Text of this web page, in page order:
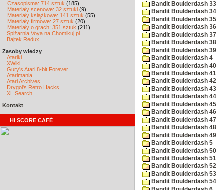
Czasopisma: 714 sztuk (185)
Materiały scenowe: 32 sztuki (9)
Materiały książkowe: 141 sztuk (55)
Materiały firmowe: 27 sztuk (20)
Materiały o grach: 351 sztuk (211)
Spiżarnia Voya na Chomikuj.pl
Bajtek Redux
Zasoby wiedzy
Atariki
XWiki
Gury's Atari 8-bit Forever
Atarimania
Atari Archives
Drygol's Retro Hacks
XL Search
Kontakt
HI SCORE CAFÉ
Bandit Boulderdash 33
Bandit Boulderdash 34
Bandit Boulderdash 35
Bandit Boulderdash 36
Bandit Boulderdash 37
Bandit Boulderdash 38
Bandit Boulderdash 39
Bandit Boulderdash 4
Bandit Boulderdash 40
Bandit Boulderdash 41
Bandit Boulderdash 42
Bandit Boulderdash 43
Bandit Boulderdash 44
Bandit Boulderdash 45
Bandit Boulderdash 46
Bandit Boulderdash 47
Bandit Boulderdash 48
Bandit Boulderdash 49
Bandit Boulderdash 5
Bandit Boulderdash 50
Bandit Boulderdash 51
Bandit Boulderdash 52
Bandit Boulderdash 53
Bandit Boulderdash 54